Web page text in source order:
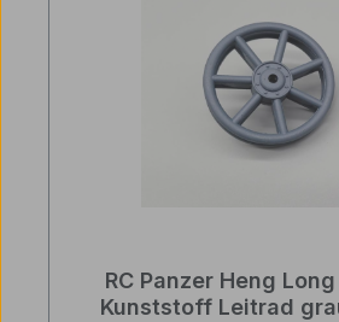
RC Panzer Heng
Kunststoff Leitrad